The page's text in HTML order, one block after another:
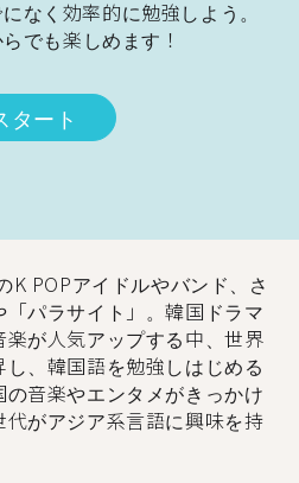
なく効率的に勉強しよう。
タート
K POPアイドルやバンド、さ
パラサイト」。韓国ドラマ
が人気アップする中、世界
、韓国語を勉強しはじめる
音楽やエンタメがきっかけ
がアジア系言語に興味を持